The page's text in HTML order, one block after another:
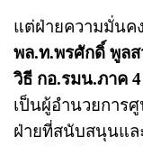
แต่ฝ่ายความมั่นค
พล.ท.พรศักดิ์ พูล
วิธี กอ.รมน.ภาค
เป็นผู้อำนวยการ
ฝ่ายที่สนับสนุนแล